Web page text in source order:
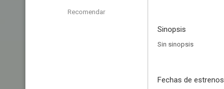
Recomendar
Sinopsis
Sin sinopsis
Fechas de estrenos